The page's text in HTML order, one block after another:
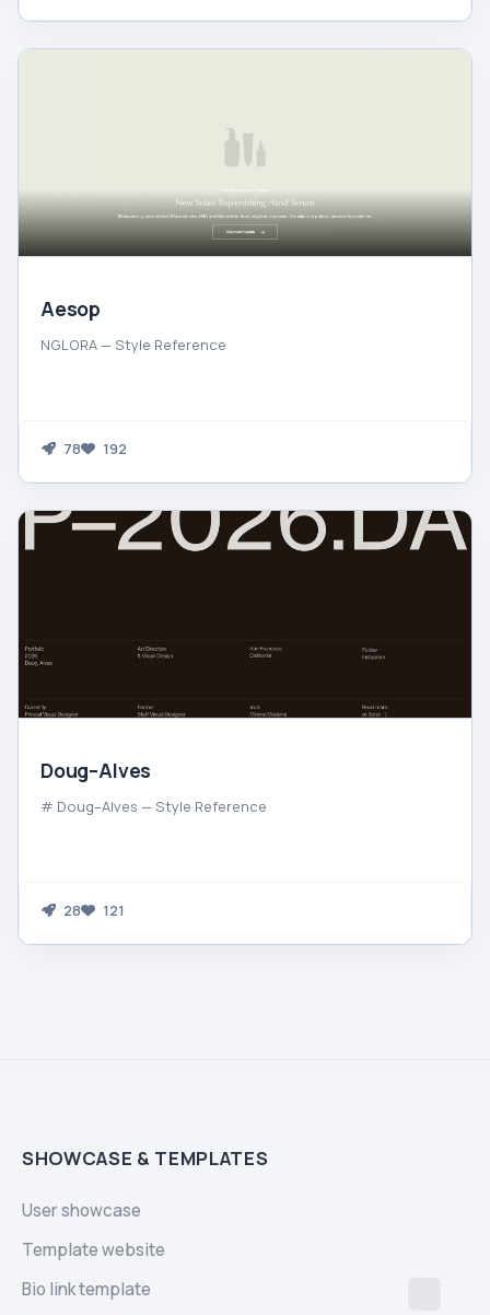
Aesop
NGLORA — Style Reference
78 192
Doug–Alves
# Doug–Alves — Style Reference
28 121
SHOWCASE & TEMPLATES
User showcase
Template website
Bio link template